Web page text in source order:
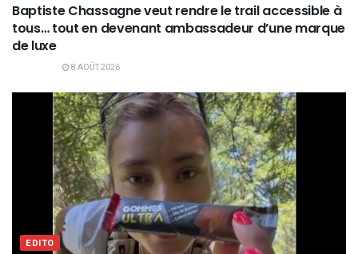
Baptiste Chassagne veut rendre le trail accessible à
tous… tout en devenant ambassadeur d’une marque
de luxe
8 AOÛT 2026
EDITO